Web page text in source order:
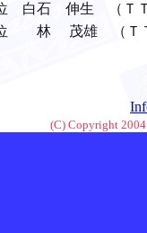
ＴＴ：１６
ＴＴ：１４
(C) Copyright